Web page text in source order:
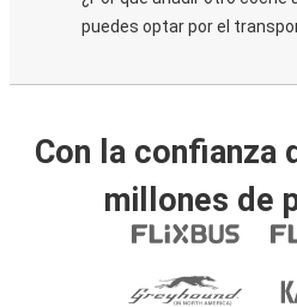
puedes optar por el
Con la confianza
millones de